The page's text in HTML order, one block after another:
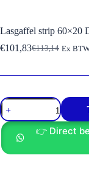
Lasgaffel strip 60×20
€113,14
Oorspronkelijke
was:
€101,83Huidige
is:
Ex
Lasgaffel
strip
60x20
D=28.25
L=180
aantal
👉 Direct